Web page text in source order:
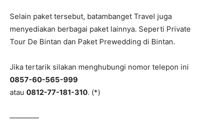
Selain paket tersebut, batambanget Travel juga
menyediakan berbagai paket lainnya. Seperti Private
Tour De Bintan dan Paket Prewedding di Bintan.
Jika tertarik silakan menghubungi nomor telepon ini
0857-60-565-999
atau 0812-77-181-310. (*)
————